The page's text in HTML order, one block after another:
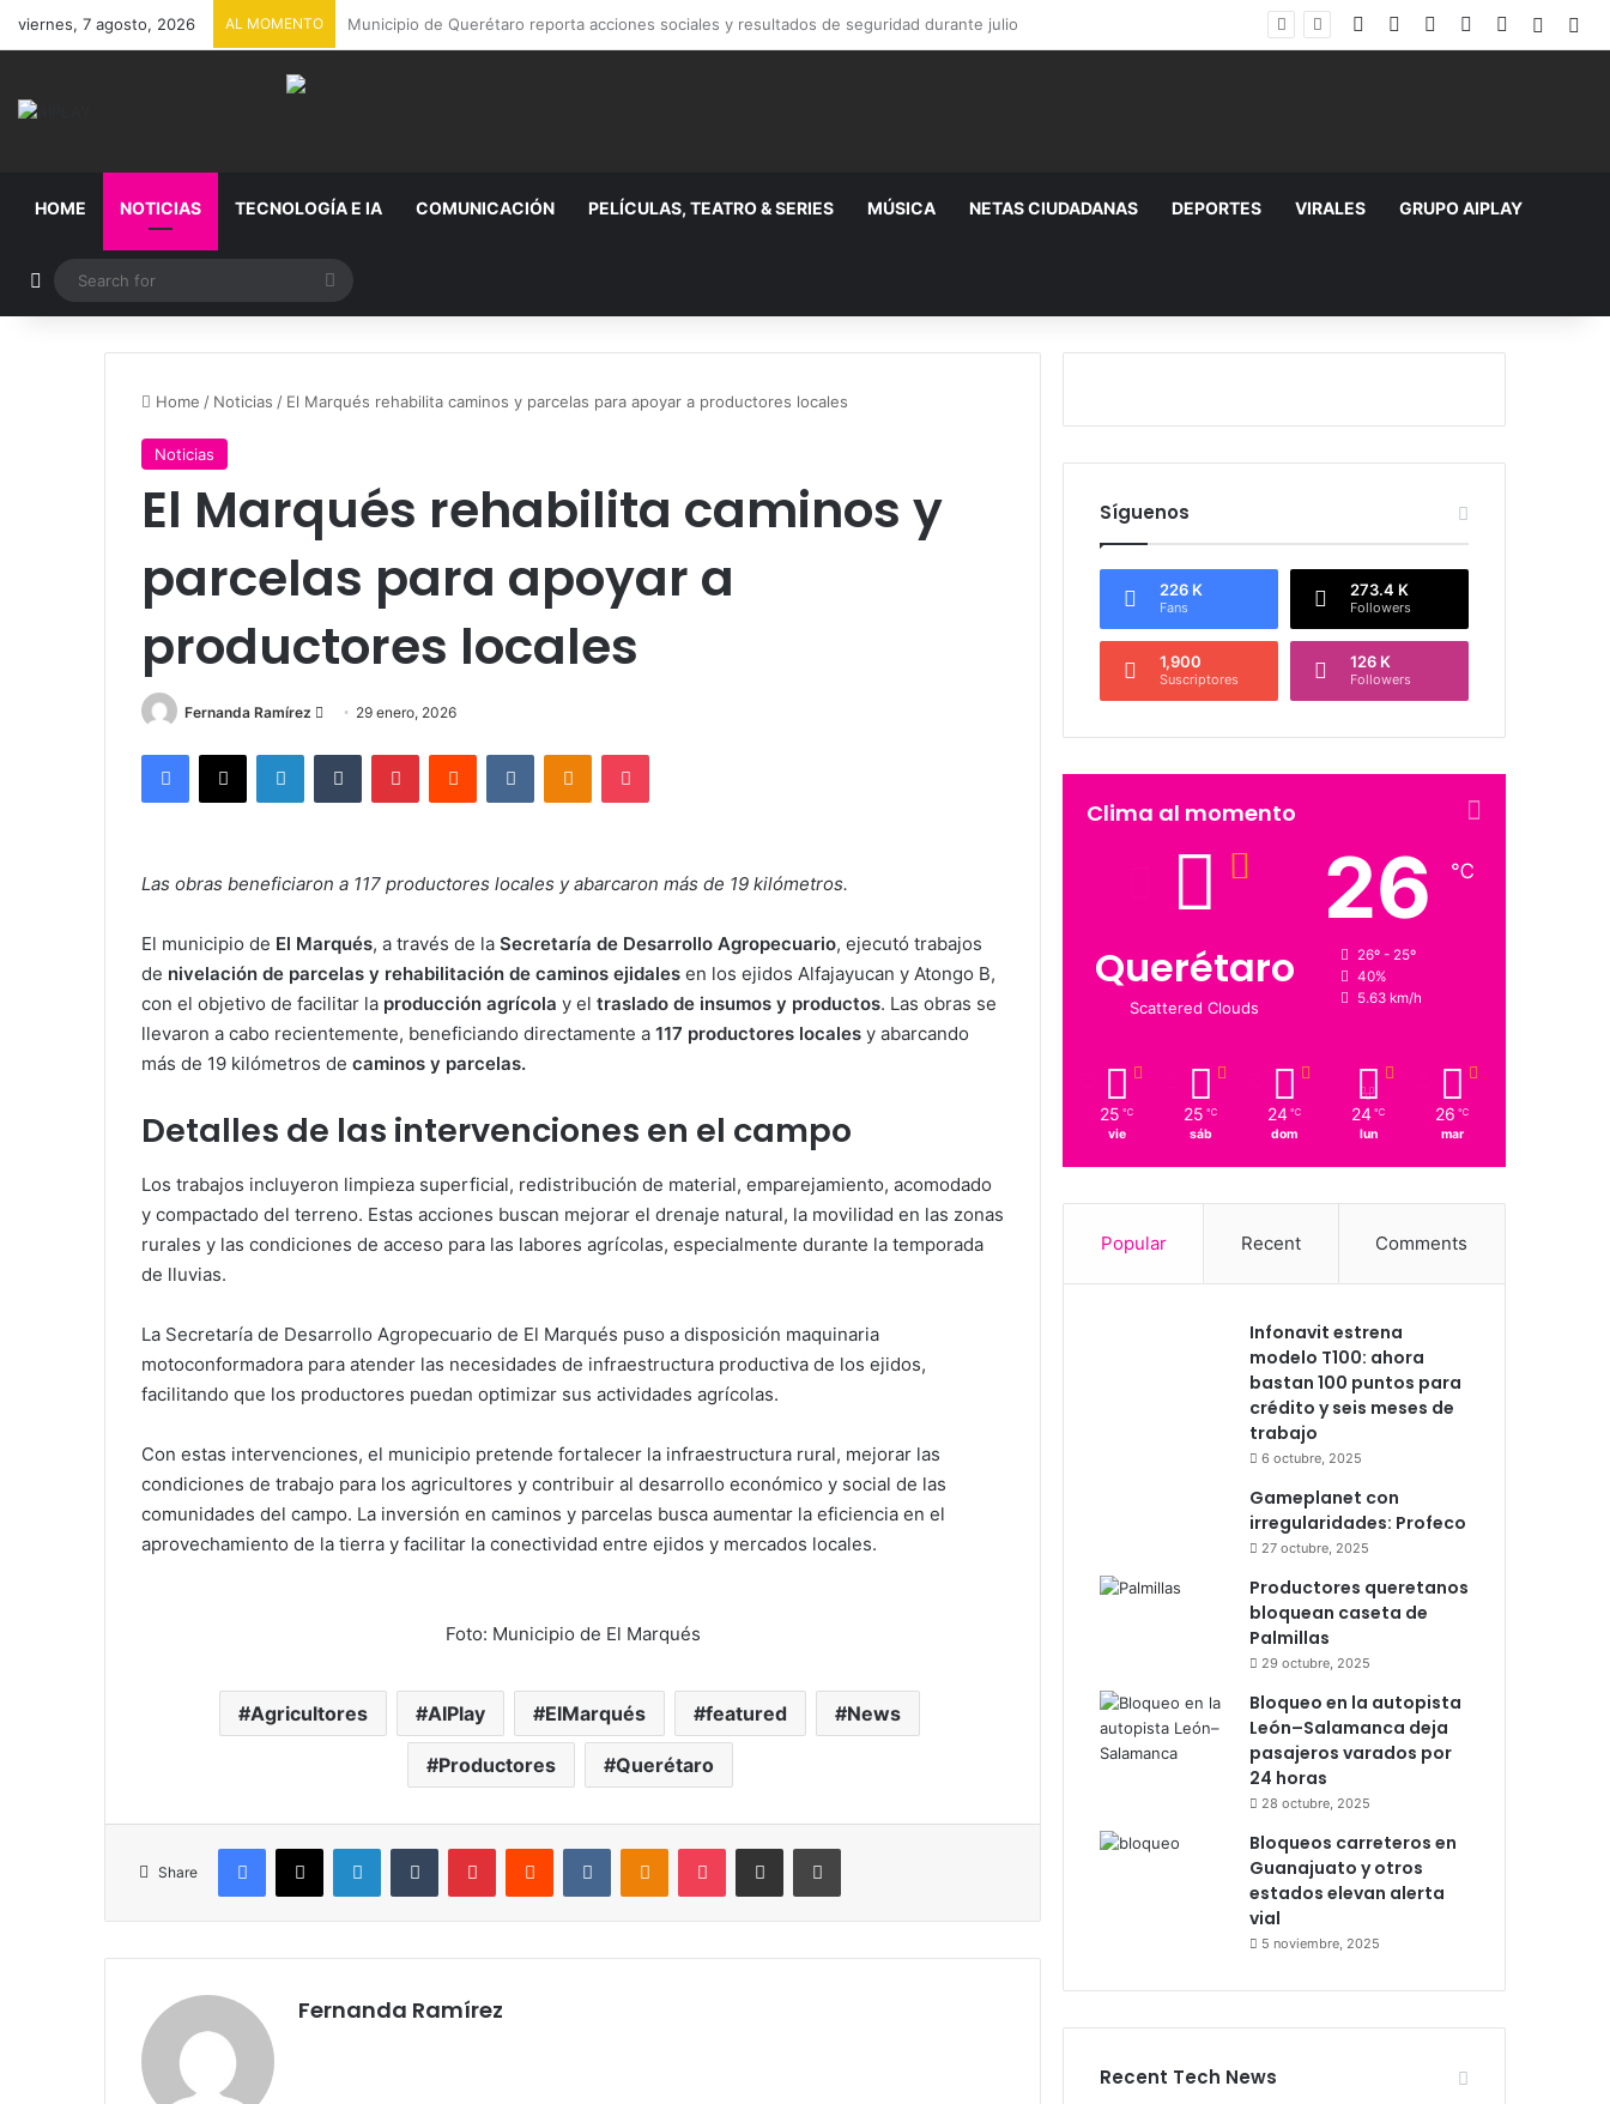
viernes, 7 agosto, 2026 AL MOMENTO Detienen en Jalisco a estadounidense buscado por Interpol; llevaba 10 años prófugo Facebook YouTubeInstagram
TikTok
HOME NOTICIAS TECNOLOGÍA E IA COMUNICACIÓN PELÍCULAS, TEATRO & SERIES MÚSICA NETAS CIUDADANAS DEPORTES VIRALES GRUPO AIPLAY
Random Article
Search
for
Home / Noticias / El Marqués rehabilita caminos y parcelas para apoyar a productores locales
Noticias
El Marqués rehabilita caminos y
parcelas para apoyar a
productores locales
Fernanda Ramírez
Send
email
29 enero, 2026
Facebook
X LinkedInTumblr PinterestReddit VKontakteOdnoklassniki
Pocket
Las obras beneficiaron a 117 productores locales y abarcaron más de 19 kilómetros.
El municipio de El Marqués, a través de la Secretaría de Desarrollo Agropecuario, ejecutó trabajos
de nivelación de parcelas y rehabilitación de caminos ejidales en los ejidos Alfajayucan y Atongo B,
con el objetivo de facilitar la producción agrícola y el traslado de insumos y productos. Las obras se
llevaron a cabo recientemente, beneficiando directamente a 117 productores locales y abarcando
más de 19 kilómetros de caminos y parcelas.
Detalles de las intervenciones en el campo
Los trabajos incluyeron limpieza superficial, redistribución de material, emparejamiento, acomodado
y compactado del terreno. Estas acciones buscan mejorar el drenaje natural, la movilidad en las zonas
rurales y las condiciones de acceso para las labores agrícolas, especialmente durante la temporada
de lluvias.
La Secretaría de Desarrollo Agropecuario de El Marqués puso a disposición maquinaria
motoconformadora para atender las necesidades de infraestructura productiva de los ejidos,
facilitando que los productores puedan optimizar sus actividades agrícolas.
Con estas intervenciones, el municipio pretende fortalecer la infraestructura rural, mejorar las
condiciones de trabajo para los agricultores y contribuir al desarrollo económico y social de las
comunidades del campo. La inversión en caminos y parcelas busca aumentar la eficiencia en el
aprovechamiento de la tierra y facilitar la conectividad entre ejidos y mercados locales.
Foto: Municipio de El Marqués
Agricultores AIPlay ElMarqués featured News
Productores Querétaro
Share
Facebook
X LinkedInTumblr PinterestReddit VKontakteOdnoklassniki
Pocket Share via Email Print
Fernanda Ramírez
Síguenos
226 K
Fans
273.4 K
Followers
1,900
Suscriptores
126 K
Followers
Clima al momento
Querétaro
Scattered Clouds
26 ℃
26º - 25º
40%
5.63 km/h
25 ℃
vie
25 ℃
sáb
24 ℃
dom
24 ℃
lun
26 ℃
mar
Popular Recent Comments
Infonavit estrena
modelo T100: ahora
bastan 100 puntos para
crédito y seis meses de
trabajo
6 octubre, 2025
Gameplanet con
irregularidades: Profeco
27 octubre, 2025
Productores queretanos
bloquean caseta de
Palmillas
29 octubre, 2025
Bloqueo en la autopista
León–Salamanca deja
pasajeros varados por
24 horas
28 octubre, 2025
Bloqueos carreteros en
Guanajuato y otros
estados elevan alerta
vial
5 noviembre, 2025
Recent Tech News